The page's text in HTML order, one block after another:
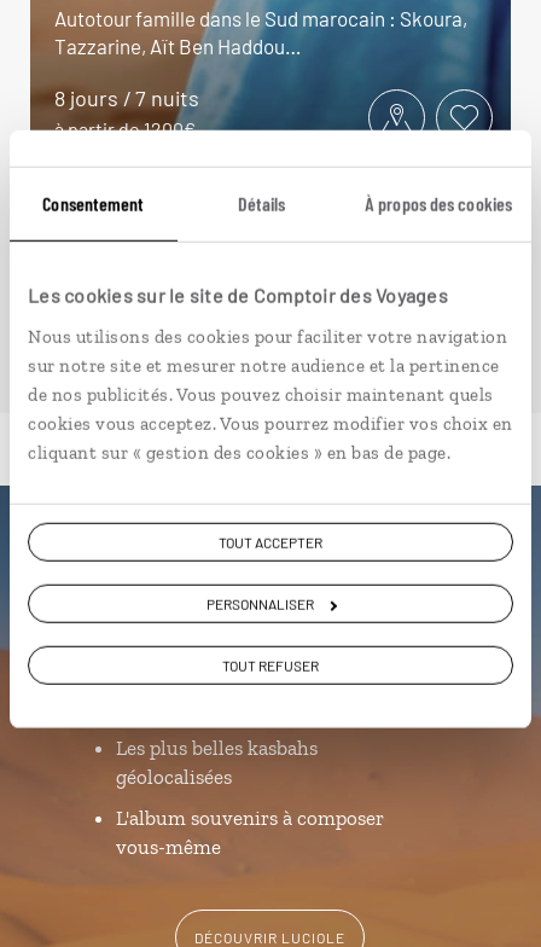
Consentement Détails À propos des cookies
Les cookies sur le site de Comptoir des Voyages
Nous utilisons des cookies pour faciliter votre navigation
sur notre site et mesurer notre audience et la pertinence
de nos publicités. Vous pouvez choisir maintenant quels
cookies vous acceptez. Vous pourrez modifier vos choix en
cliquant sur « gestion des cookies » en bas de page.
TOUT ACCEPTER
PERSONNALISER
TOUT REFUSER
Autotour famille dans le Sud marocain : Skoura,
Tazzarine, Aït Ben Haddou…
8 jours / 7 nuits
à partir de 1200€
VOIR NOS 15 IDÉES DE VOYAGE AU MAROC
Luciole,
l'appli qui vous guide au Maroc
L’itinéraire vers votre riad en 1 clic
Les plus belles kasbahs
géolocalisées
L'album souvenirs à composer
vous-même
DÉCOUVRIR LUCIOLE